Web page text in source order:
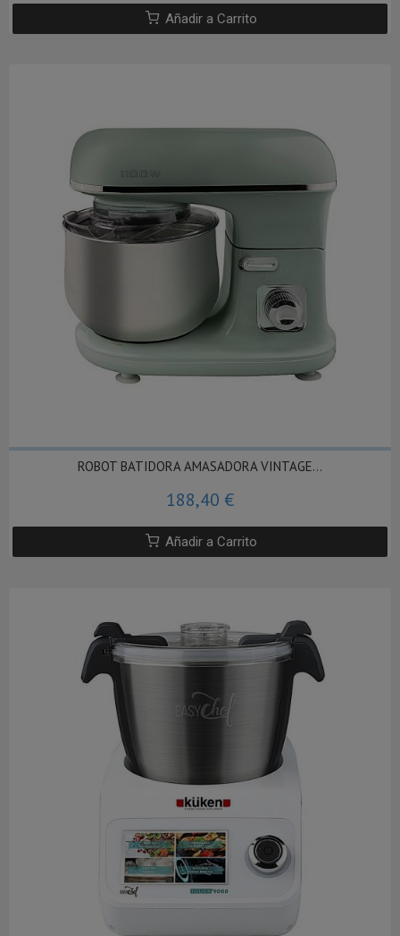
Añadir a Carrito
ROBOT BATIDORA AMASADORA VINTAGE...
188,40 €
Añadir a Carrito